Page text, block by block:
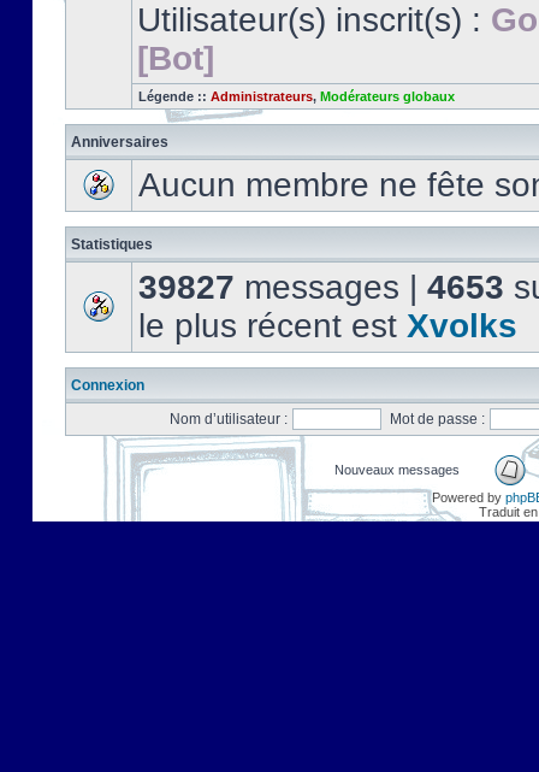
Utilisateur(s) inscrit(s) :
[Bot]
Légende :: Administrateurs, Modérateurs globaux
Anniversaires
Aucun membre ne fête
Statistiques
39827 messages | 4653
le plus récent est Xvolks
Connexion
Nom d’utilisateur :
Mot de passe :
Nouveaux messages
Powered by
Traduit